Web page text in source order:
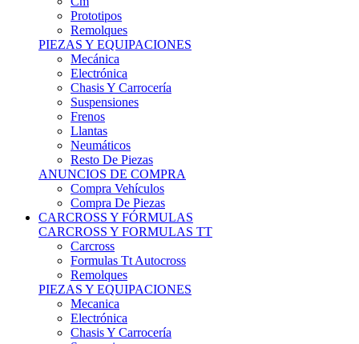
Remolques
PIEZAS Y EQUIPACIONES
Mecánica
Electrónica
Chasis Y Carrocería
Suspensiones
Frenos
Llantas
Neumáticos
Resto De Piezas
ANUNCIOS DE COMPRA
Compra Vehículos
Compra De Piezas
CARCROSS Y FÓRMULAS
CARCROSS Y FORMULAS TT
Carcross
Formulas Tt Autocross
Remolques
PIEZAS Y EQUIPACIONES
Mecanica
Electrónica
Chasis Y Carrocería
Suspensiones
Frenos